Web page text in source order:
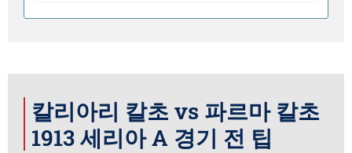
칼리아리 칼초 vs 파르마 칼초
1913 세리아 A 경기 전 팁